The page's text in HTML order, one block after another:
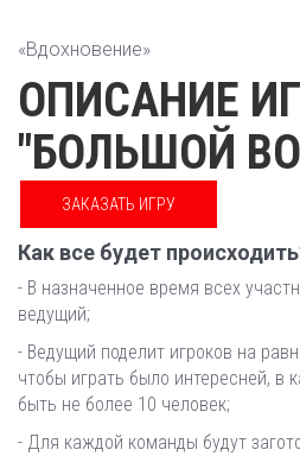
«Вдохновение»
ОПИСАНИЕ
"БОЛЬШОЙ
ЗАКАЗАТЬ ИГРУ
Как все будет
- В назначенное время всех
ведущий;
- Ведущий поделит игроков на
чтобы играть было интересней, в
быть не более 10 человек;
- Для каждой команды будут